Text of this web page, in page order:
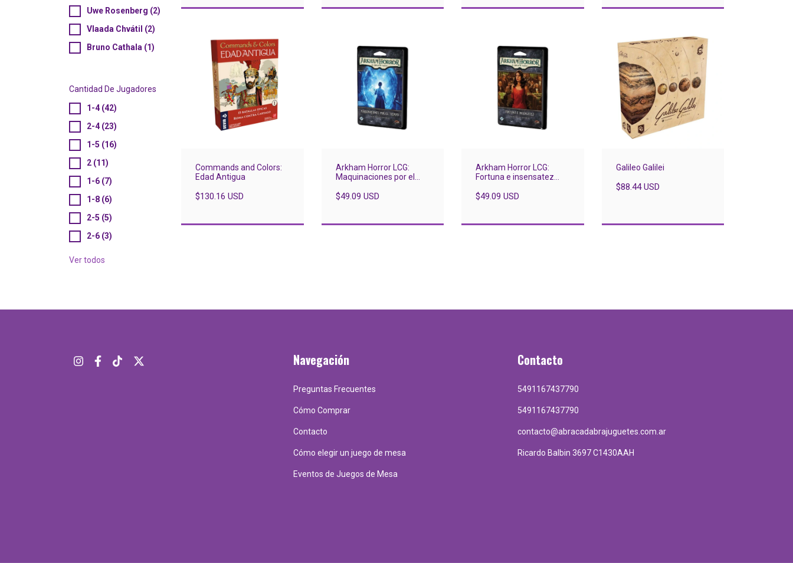
Uwe Rosenberg (2)
Vlaada Chvátil (2)
Bruno Cathala (1)
Cantidad De Jugadores
1-4 (42)
2-4 (23)
1-5 (16)
2 (11)
1-6 (7)
1-8 (6)
2-5 (5)
2-6 (3)
Ver todos
Commands and Colors:
Edad Antigua
$130.16 USD
Arkham Horror LCG:
Maquinaciones por el
$49.09 USD
Arkham Horror LCG:
Fortuna e insensatez
$49.09 USD
Galileo Galilei
$88.44 USD
Navegación
Preguntas Frecuentes
Cómo Comprar
Contacto
Cómo elegir un juego de mesa
Eventos de Juegos de Mesa
Contacto
5491167437790
5491167437790
contacto@abracadabrajuguetes.com.ar
Ricardo Balbin 3697 C1430AAH